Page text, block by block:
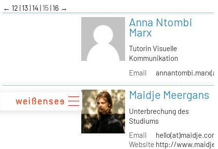
zum
Inhalt
← 12 13 14 15 16 →
Anna Ntombi
Marx
Tutorin Visuelle
Kommunikation
Email
Maidje Meergans
Unterbrechung des
Studiums
Email
hello(at)maidje.com
Website http://